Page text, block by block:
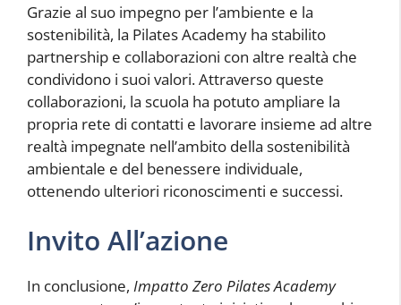
Grazie al suo impegno per l’ambiente e la
sostenibilità, la Pilates Academy ha stabilito
partnership e collaborazioni con altre realtà che
condividono i suoi valori. Attraverso queste
collaborazioni, la scuola ha potuto ampliare la
propria rete di contatti e lavorare insieme ad altre
realtà impegnate nell’ambito della sostenibilità
ambientale e del benessere individuale,
ottenendo ulteriori riconoscimenti e successi.
Invito All’azione
In conclusione, Impatto Zero Pilates Academy